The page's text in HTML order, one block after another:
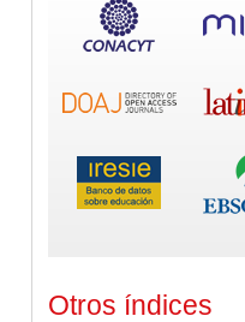
Otros índices